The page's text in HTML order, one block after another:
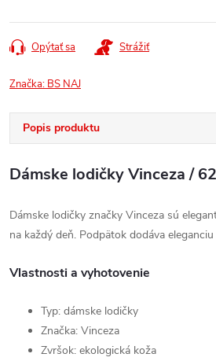
cena:
Opýtať sa Strážiť
Značka: BS NAJ
Popis produktu
Dámske lodičky Vinceza /
Dámske lodičky značky Vinceza sú
na každý deň. Podpätok dodáva
Vlastnosti a vyhotovenie
Typ: dámske lodičky
Značka: Vinceza
Zvršok: ekologická koža